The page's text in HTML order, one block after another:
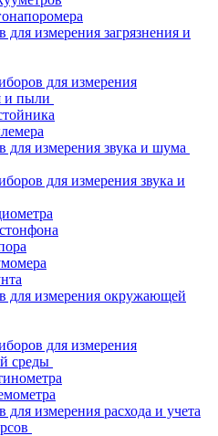
для измерения загрязнения и
для измерения
и пыли
для измерения звука и шума
для измерения звука и
для измерения окружающей
для измерения
среды
измерения расхода и учета